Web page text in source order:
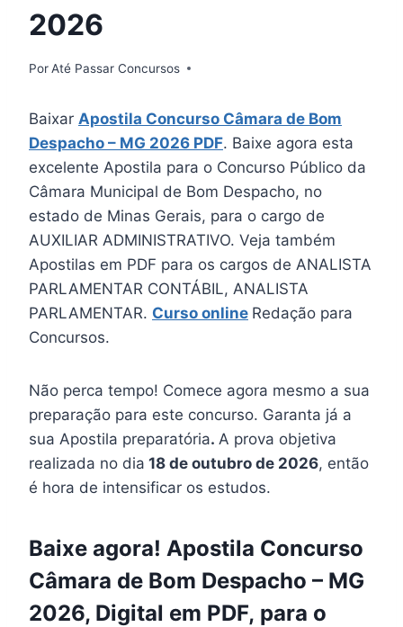
2026
PorAté Passar Concursos
Baixar Apostila Concurso Câmara de Bom
Despacho – MG 2026 PDF. Baixe agora esta
excelente Apostila para o Concurso Público da
Câmara Municipal de Bom Despacho, no
estado de Minas Gerais, para o cargo de
AUXILIAR ADMINISTRATIVO. Veja também
Apostilas em PDF para os cargos de ANALISTA
PARLAMENTAR CONTÁBIL, ANALISTA
PARLAMENTAR. Curso online Redação para
Concursos.
Não perca tempo! Comece agora mesmo a sua
preparação para este concurso. Garanta já a
sua Apostila preparatória. A prova objetiva
realizada no dia 18 de outubro de 2026, então
é hora de intensificar os estudos.
Baixe agora! Apostila Concurso
Câmara de Bom Despacho – MG
2026, Digital em PDF, para o